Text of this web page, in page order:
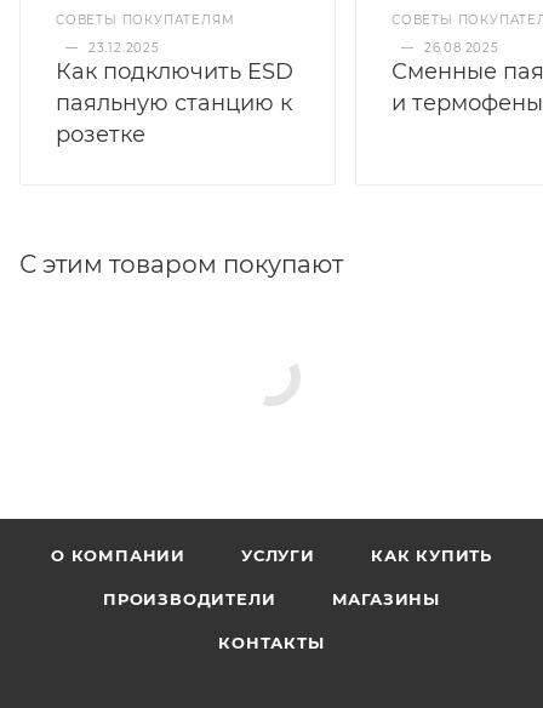
СОВЕТЫ ПОКУПАТЕЛЯМ
—
23.12.2025
Как подключить ESD
паяльную станцию к
розетке
СОВЕТЫ
—
26.08.2025
Сменные
и
С этим товаром покупают
О КОМПАНИИ УСЛУГИ КАК КУПИТЬ
ПРОИЗВОДИТЕЛИ МАГАЗИНЫ
КОНТАКТЫ